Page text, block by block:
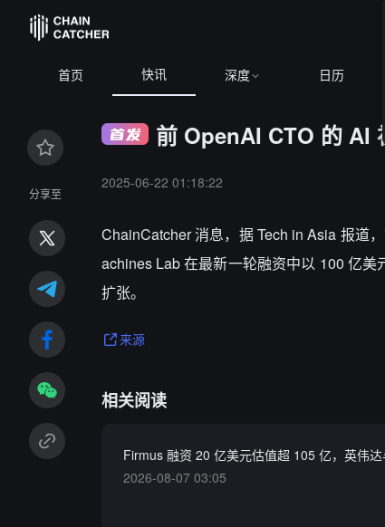
首页 快讯 深度 日历
分享至
前 OpenAI CTO 的 AI
2025-06-22 01:18:22
ChainCatcher 消息，据 Tech in Asia 报道
achines Lab 在最新一轮融资中以 100 亿
扩张。
来源
相关阅读
Firmus 融资 20 亿美元估值超 105 亿，英伟
2026-08-07 03:05